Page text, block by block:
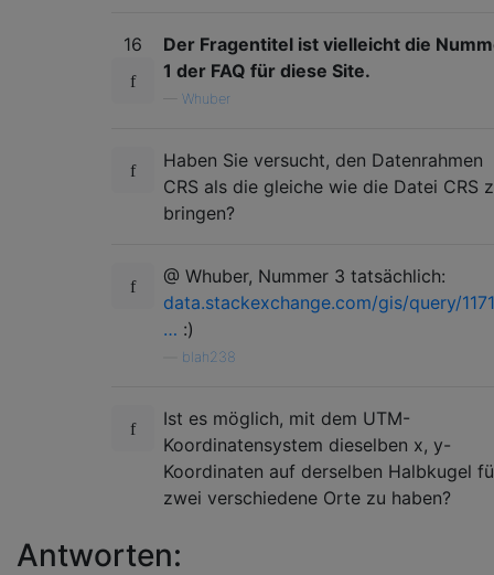
16
Der Fragentitel ist vielleicht die
1 der FAQ für diese Site.
Whuber
Haben Sie versucht, den Datenrahmen
CRS als die gleiche wie die Datei CRS
bringen?
@ Whuber, Nummer 3 tatsächlich:
data.stackexchange.com/gis/query/
… :)
blah238
Ist es möglich, mit dem UTM-
Koordinatensystem dieselben x, y-
Koordinaten auf derselben Halbkugel
zwei verschiedene Orte zu haben?
Antworten: